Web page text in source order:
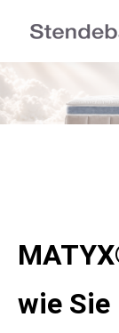
MATYX
wie Sie